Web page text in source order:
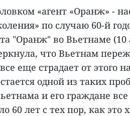
«агент «Оранж» -
по случаю 60-й
"Оранж" во Вьетнаме (10
что Вьетнам
еще страдает от этого
одной из таких
и его граждане
60 лет с тех пор, как